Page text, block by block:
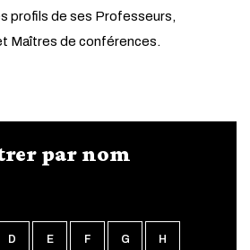
profils de ses Professeurs,
Maîtres de conférences.
par nom
D E F G H